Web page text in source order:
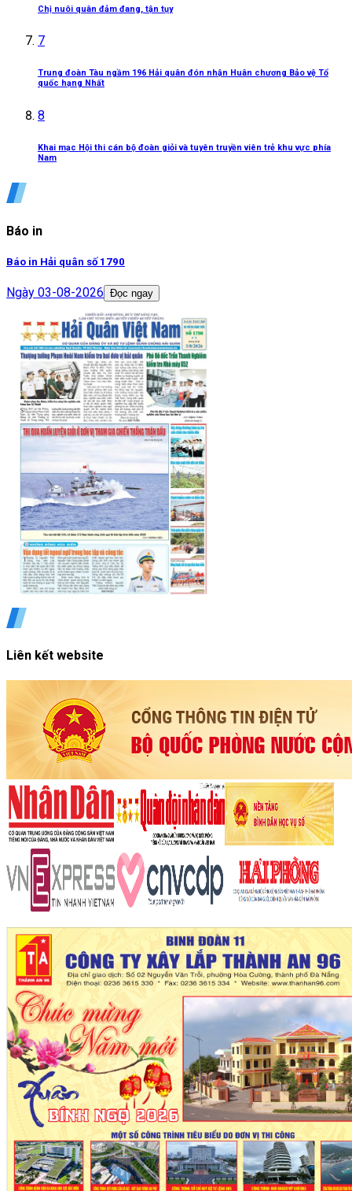
Chị nuôi quân đảm đang, tận tụy
7
Trung đoàn Tàu ngầm 196 Hải quân đón nhận Huân chương Bảo vệ Tổ
quốc hạng Nhất
8
Khai mạc Hội thi cán bộ đoàn giỏi và tuyên truyền viên trẻ khu vực phía
Nam
Báo in
Báo in Hải quân số 1790
Ngày 03-08-2026 Đọc ngay
Liên kết website